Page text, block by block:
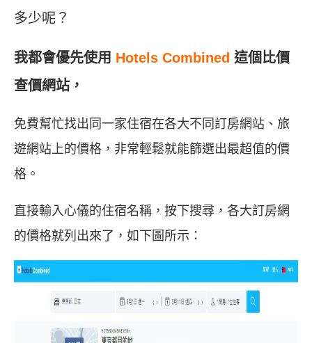
多少呢？
我都會優先使用 Hotels Combined 這個比價
查價網站，
免費幫忙找出同一家住宿在各大不同訂房網站、旅
遊網站上的價格，非常輕鬆就能篩選出最超值的價
格。
直接輸入心儀的住宿名稱，按下搜尋，各大訂房網
的價格就列出來了，如下圖所示：